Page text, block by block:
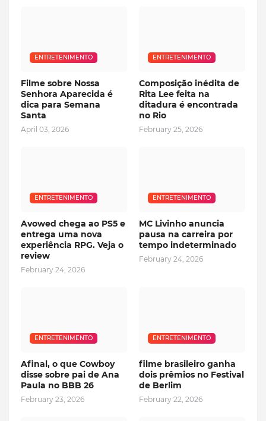
ENTRETENIMENTO
Filme sobre Nossa
Senhora Aparecida é
dica para Semana
Santa
April 03, 2026
ENTRETENIMENTO
Composição inédita de
Rita Lee feita na
ditadura é encontrada
no Rio
February 25, 2026
ENTRETENIMENTO
Avowed chega ao PS5 e
entrega uma nova
experiência RPG. Veja o
review
February 24, 2026
ENTRETENIMENTO
MC Livinho anuncia
pausa na carreira por
tempo indeterminado
February 24, 2026
ENTRETENIMENTO
Afinal, o que Cowboy
disse sobre pai de Ana
Paula no BBB 26
February 23, 2026
ENTRETENIMENTO
filme brasileiro ganha
dois prêmios no Festival
de Berlim
February 22, 2026